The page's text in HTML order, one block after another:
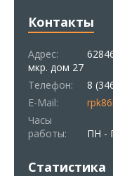
Контакты
Адрес:
мкр. дом 27
Телефон:
8
E-Mail:
Часы
работы:
ПН -
Статистика